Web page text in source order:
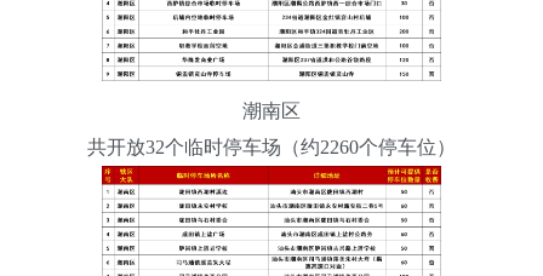
潮南区
共开放32个临时停车场（约2260个停车位）